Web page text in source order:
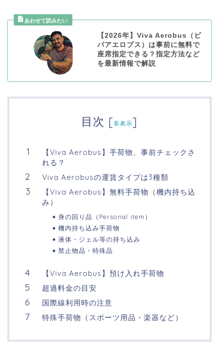
【2026年】Viva Aerobus（ビ
バアエロブス）は事前に無料で
座席指定できる？指定方法など
を最新情報で解説
目次 [非表示]
【Viva Aerobus】手荷物、事前チェックさ
れる？
Viva Aerobusの運賃タイプは3種類
【Viva Aerobus】無料手荷物（機内持ち込
み）
身の回り品（Personal item）
機内持ち込み手荷物
液体・ジェル等の持ち込み
禁止物品・特殊品
【Viva Aerobus】預け入れ手荷物
超過料金の目安
国際線利用時の注意
特殊手荷物（スポーツ用品・楽器など）